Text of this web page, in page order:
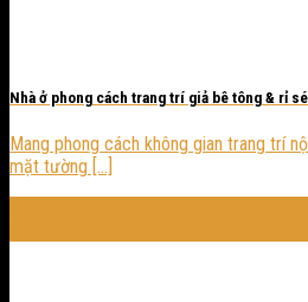
Nhà ở phong cách trang trí giả bê tông & rỉ
Mang phong cách không gian trang trí
mặt tường [...]